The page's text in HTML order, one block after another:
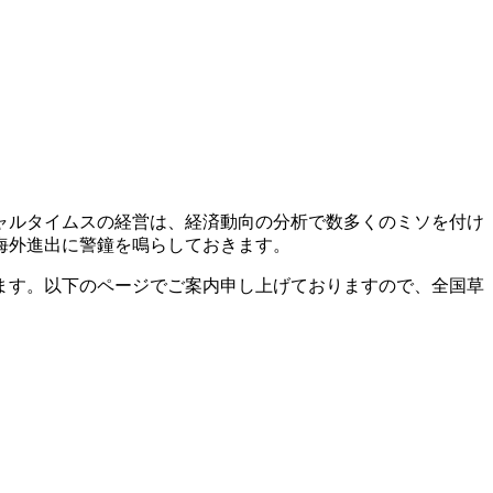
タイムスの経営は、経済動向の分析で数多くのミソを付け
進出に警鐘を鳴らしておきます。
。以下のページでご案内申し上げておりますので、全国草